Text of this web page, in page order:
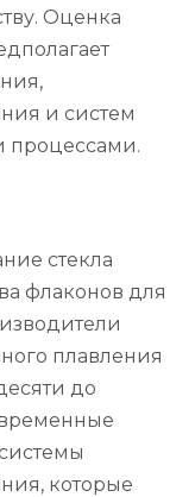
Оценка
и систем
процессами.
стекла
флаконов для
плавления
до
которые